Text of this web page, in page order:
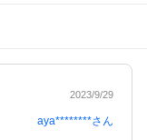
2023/9/29
aya********さん